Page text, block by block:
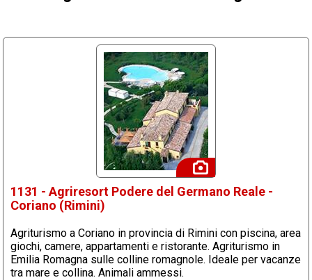
1131 - Agriresort Podere del Germano Reale -
Coriano (Rimini)
Agriturismo a Coriano in provincia di Rimini con piscina, area
giochi, camere, appartamenti e ristorante. Agriturismo in
Emilia Romagna sulle colline romagnole. Ideale per vacanze
tra mare e collina. Animali ammessi.